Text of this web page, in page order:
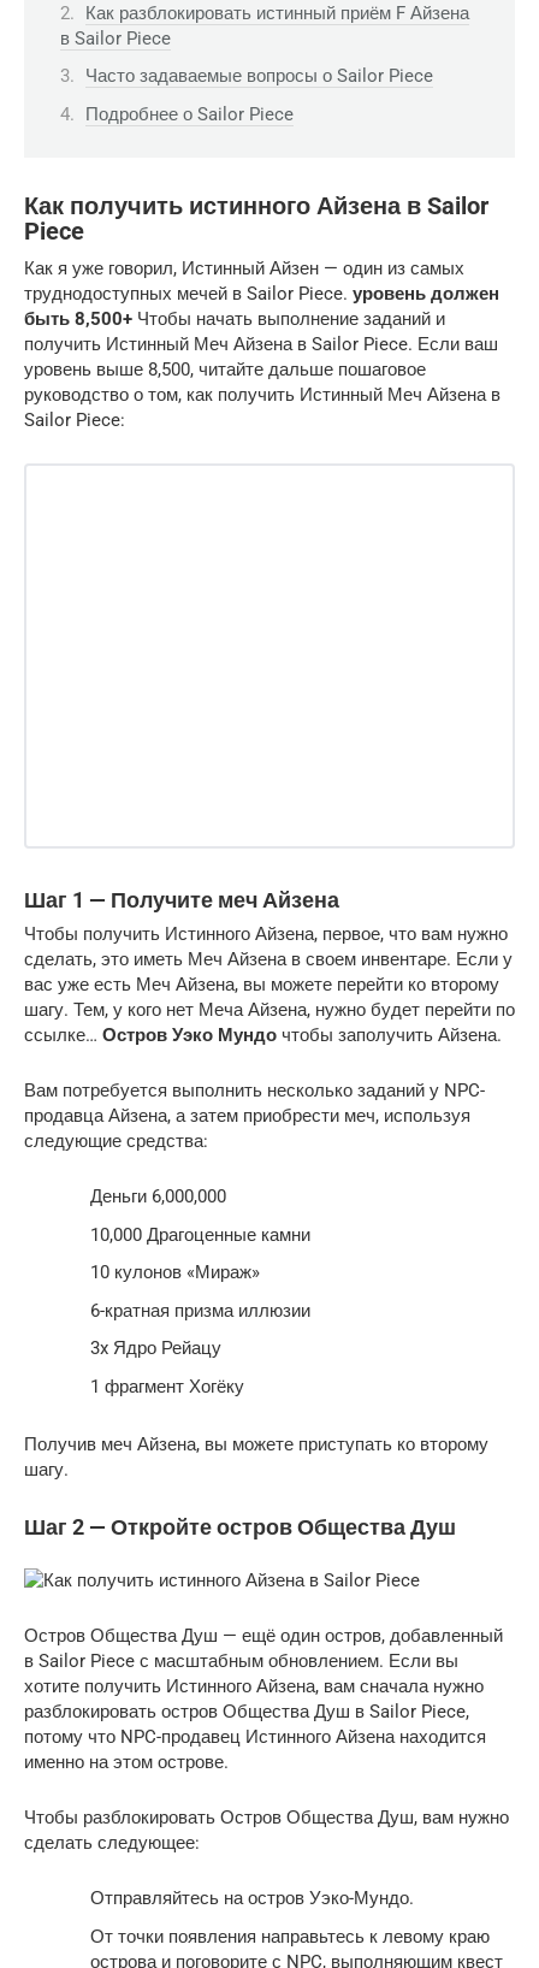
Как разблокировать истинный приём F Айзена
в Sailor Piece
Часто задаваемые вопросы о Sailor Piece
Подробнее о Sailor Piece
Как получить истинного Айзена в Sailor
Piece
Как я уже говорил, Истинный Айзен — один из самых
труднодоступных мечей в Sailor Piece. уровень должен
быть 8,500+ Чтобы начать выполнение заданий и
получить Истинный Меч Айзена в Sailor Piece. Если ваш
уровень выше 8,500, читайте дальше пошаговое
руководство о том, как получить Истинный Меч Айзена в
Sailor Piece:
Шаг 1 — Получите меч Айзена
Чтобы получить Истинного Айзена, первое, что вам нужно
сделать, это иметь Меч Айзена в своем инвентаре. Если у
вас уже есть Меч Айзена, вы можете перейти ко второму
шагу. Тем, у кого нет Меча Айзена, нужно будет перейти по
ссылке… Остров Уэко Мундо чтобы заполучить Айзена.
Вам потребуется выполнить несколько заданий у NPC-
продавца Айзена, а затем приобрести меч, используя
следующие средства:
Деньги 6,000,000
10,000 Драгоценные камни
10 кулонов «Мираж»
6-кратная призма иллюзии
3x Ядро Рейацу
1 фрагмент Хогёку
Получив меч Айзена, вы можете приступать ко второму
шагу.
Шаг 2 — Откройте остров Общества Душ
Остров Общества Душ — ещё один остров, добавленный
в Sailor Piece с масштабным обновлением. Если вы
хотите получить Истинного Айзена, вам сначала нужно
разблокировать остров Общества Душ в Sailor Piece,
потому что NPC-продавец Истинного Айзена находится
именно на этом острове.
Чтобы разблокировать Остров Общества Душ, вам нужно
сделать следующее:
Отправляйтесь на остров Уэко-Мундо.
От точки появления направьтесь к левому краю
острова и поговорите с NPC, выполняющим квест